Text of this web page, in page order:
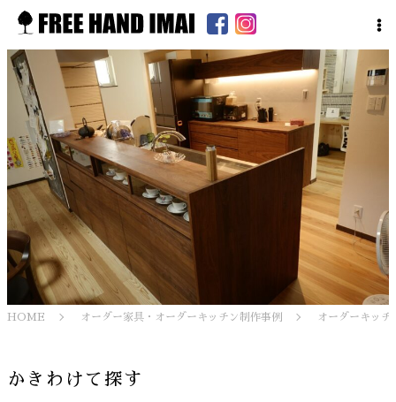
HOME オーダー家具・オーダーキッチン制作事例 オーダーキッチ
かきわけて探す